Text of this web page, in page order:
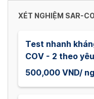
changing
XÉT NGHIỆM SAR-
Test nhanh
COV - 2 theo
500,000 VND/